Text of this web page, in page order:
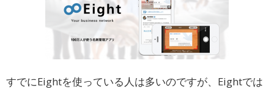
すでにEightを使っている人は多いのですが、Eightでは